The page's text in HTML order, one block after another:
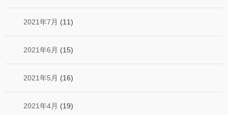
2021年7月 (11)
2021年6月 (15)
2021年5月 (16)
2021年4月 (19)